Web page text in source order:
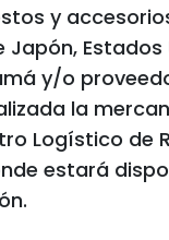
y
Estados
y/o
la
Logístico de
estará